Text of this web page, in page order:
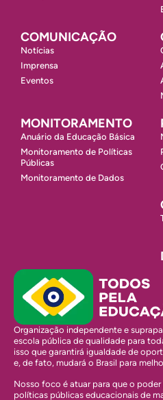
COMUNICAÇÃO
Notícias
Imprensa
Eventos
MONITORAMENTO
Anuário da Educação Básica
Monitoramento de Políticas
Públicas
Monitoramento de Dados
Organização independente e
escola pública de qualidade para
isso que garantirá igualdade de
e, de fato, mudará o Brasil para
Nosso foco é atuar para que o
políticas públicas educacionais de